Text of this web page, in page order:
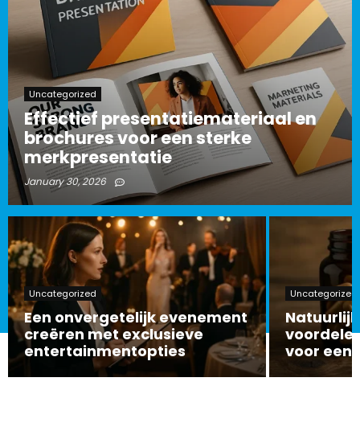
Uncategorized
Effectief presentatiemateriaal en
brochures voor een sterke
merkpresentatie
January 30, 2026
Uncategorized
Een onvergetelijk evenement
creëren met exclusieve
entertainmentopties
Uncategorized
voor een